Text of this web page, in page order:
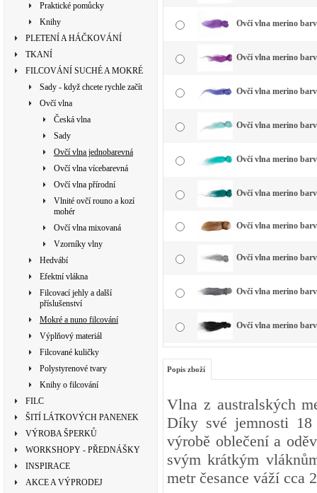
Praktické pomůcky
Knihy
PLETENÍ A HÁČKOVÁNÍ
TKANÍ
FILCOVÁNÍ SUCHÉ A MOKRÉ
Sady - když chcete rychle začít
Ovčí vlna
Česká vlna
Sady
Ovčí vlna jednobarevná
Ovčí vlna vícebarevná
Ovčí vlna přírodní
Vlnité ovčí rouno a kozí
mohér
Ovčí vlna mixovaná
Vzorníky vlny
Hedvábí
Efektní vlákna
Filcovací jehly a další
příslušenství
Mokré a nuno filcování
Výplňový materiál
Filcované kuličky
Polystyrenové tvary
Knihy o filcování
FILC
ŠITÍ LÁTKOVÝCH PANENEK
VÝROBA ŠPERKŮ
WORKSHOPY - PŘEDNÁŠKY
INSPIRACE
AKCE A VÝPRODEJ
Ovčí vlna merino
Ovčí vlna merino
Ovčí vlna merino
Ovčí vlna merino
Ovčí vlna merino
Ovčí vlna merino
Ovčí vlna merino
Ovčí vlna merino
Ovčí vlna merino
Ovčí vlna merino
Popis zboží
Vlna z australských
Díky své jemnosti
výrobě oblečení a
svým krátkým
metr česance váží cca